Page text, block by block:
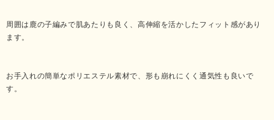
周囲は鹿の子編みで肌あたりも良く、高伸縮を活かしたフィット感があり
ます。
お手入れの簡単なポリエステル素材で、形も崩れにくく通気性も良いで
す。